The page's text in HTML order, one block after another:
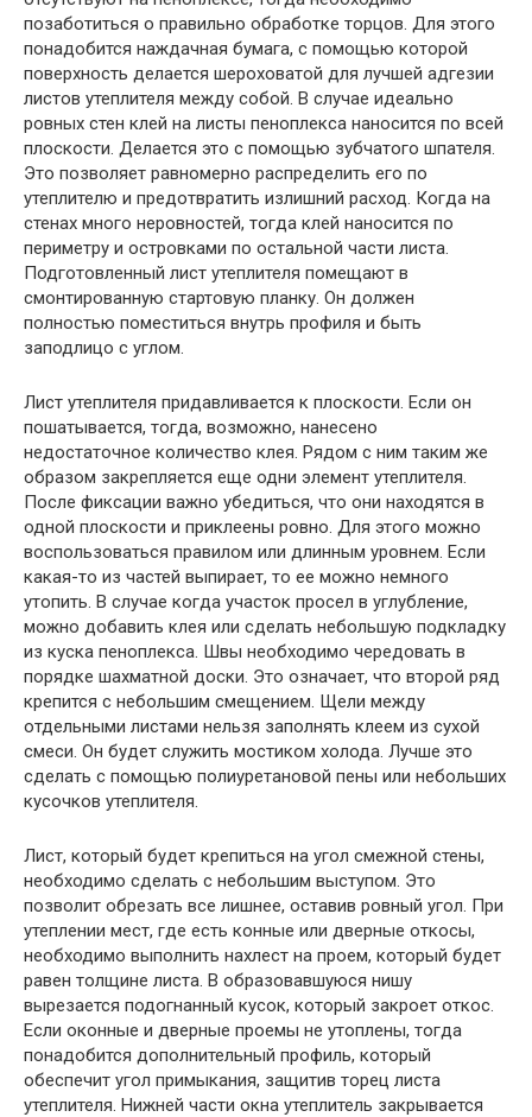
позаботиться о правильно обработке торцов. Для этого
понадобится наждачная бумага, с помощью которой
поверхность делается шероховатой для лучшей адгезии
листов утеплителя между собой. В случае идеально
ровных стен клей на листы пеноплекса наносится по всей
плоскости. Делается это с помощью зубчатого шпателя.
Это позволяет равномерно распределить его по
утеплителю и предотвратить излишний расход. Когда на
стенах много неровностей, тогда клей наносится по
периметру и островками по остальной части листа.
Подготовленный лист утеплителя помещают в
смонтированную стартовую планку. Он должен
полностью поместиться внутрь профиля и быть
заподлицо с углом.
Лист утеплителя придавливается к плоскости. Если он
пошатывается, тогда, возможно, нанесено
недостаточное количество клея. Рядом с ним таким же
образом закрепляется еще одни элемент утеплителя.
После фиксации важно убедиться, что они находятся в
одной плоскости и приклеены ровно. Для этого можно
воспользоваться правилом или длинным уровнем. Если
какая-то из частей выпирает, то ее можно немного
утопить. В случае когда участок просел в углубление,
можно добавить клея или сделать небольшую подкладку
из куска пеноплекса. Швы необходимо чередовать в
порядке шахматной доски. Это означает, что второй ряд
крепится с небольшим смещением. Щели между
отдельными листами нельзя заполнять клеем из сухой
смеси. Он будет служить мостиком холода. Лучше это
сделать с помощью полиуретановой пены или небольших
кусочков утеплителя.
Лист, который будет крепиться на угол смежной стены,
необходимо сделать с небольшим выступом. Это
позволит обрезать все лишнее, оставив ровный угол. При
утеплении мест, где есть конные или дверные откосы,
необходимо выполнить нахлест на проем, который будет
равен толщине листа. В образовавшуюся нишу
вырезается подогнанный кусок, который закроет откос.
Если оконные и дверные проемы не утоплены, тогда
понадобится дополнительный профиль, который
обеспечит угол примыкания, защитив торец листа
утеплителя. Нижней части окна утеплитель закрывается